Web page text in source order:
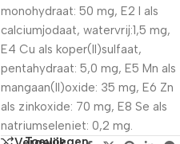
monohydraat: 50 mg, E2 I als
calciumjodaat, watervrij:1,5 mg,
E4 Cu als koper(II)sulfaat,
pentahydraat: 5,0 mg, E5 Mn als
mangaan(II)oxide: 35 mg, E6 Zn
als zinkoxide: 70 mg, E8 Se als
natriumseleniet: 0,2 mg.